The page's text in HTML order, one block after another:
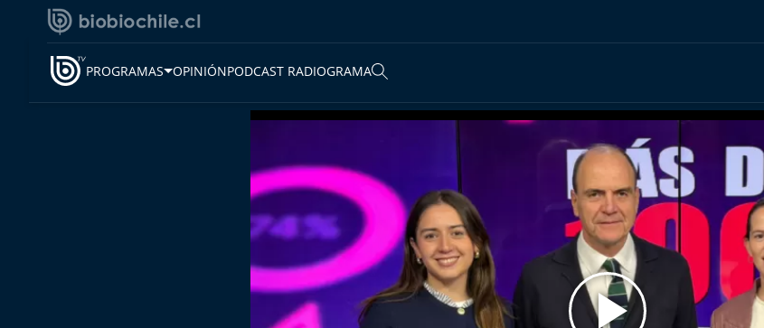
PROGRAMAS OPINIÓNPODCAST RADIOGRAMA